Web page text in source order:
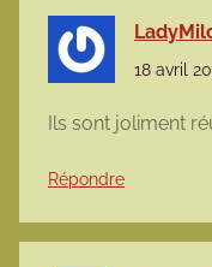
18 avril
Ils sont joliment
Répondre